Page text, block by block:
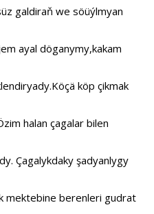
galdiraň we söüýlmyan
ayal döganymy,kakam
köp çikmak
halan çagalar bilen
Çagalykdaky şadyanlygy
mektebine berenleri gudrat